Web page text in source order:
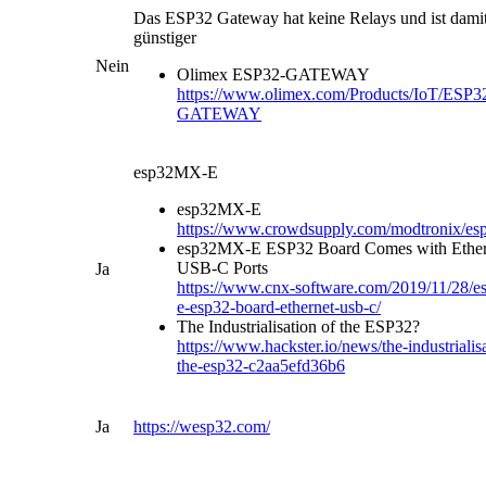
Nein
Das ESP32 Gateway hat keine Relays und ist
günstiger
Olimex ESP32-GATEWAY
https://www.olimex.com/Products/IoT/
GATEWAY
Ja
esp32MX-E
esp32MX-E
https://www.crowdsupply.com/modtronix/
esp32MX-E ESP32 Board Comes with
USB-C Ports
https://www.cnx-software.com/2019/11/28/
e-esp32-board-ethernet-usb-c/
The Industrialisation of the ESP32?
https://www.hackster.io/news/the-
the-esp32-c2aa5efd36b6
Ja https://wesp32.com/